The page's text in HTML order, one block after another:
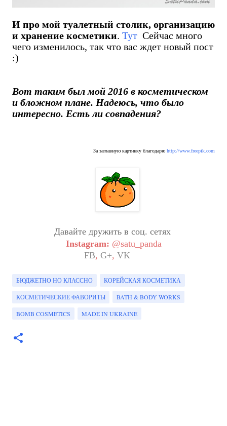
И про мой туалетный столик, организацию
и хранение косметики. Тут Сейчас много
чего изменилось, так что вас ждет новый пост
:)
Вот таким был мой 2016 в косметическом
и бложном плане. Надеюсь, что было
интересно. Есть ли совпадения?
За заглавную картинку благодарю http://www.freepik.com
Давайте дружить в соц. сетях
Instagram: @satu_panda
FB, G+, VK
БЮДЖЕТНО НО КЛАССНО КОРЕЙСКАЯ КОСМЕТИКА
КОСМЕТИЧЕСКИЕ ФАВОРИТЫ BATH & BODY WORKS
BOMB COSMETICS MADE IN UKRAINE